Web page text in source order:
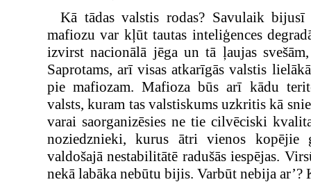
Kā tādas valstis rodas? Savulaik bijusī
mafiozu var kļūt tautas inteliģences
izvirst nacionālā jēga un tā ļaujas
Saprotams, arī visas atkarīgās valstis
pie mafiozam. Mafioza būs arī kādu
valsts, kuram tas valstiskums uzkritis kā
varai saorganizēsies ne tie cilvēciski
noziedznieki, kurus ātri vienos kopējie
valdošajā nestabilitātē radušās iespējas.
nekā labāka nebūtu bijis. Varbūt nebija